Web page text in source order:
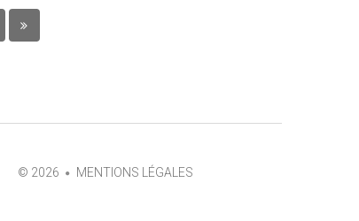
© 2026 MENTIONS LÉGALES